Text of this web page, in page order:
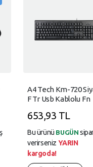
A4 Tech Km-720
F Tr Usb Kablolu Fn
653,93 TL
Bu ürünü BUGÜN
verirseniz YARIN
kargoda!